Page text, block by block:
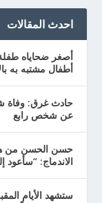
احدث المقالات
أصغر ضحاياه
أطفال مشتبه به
حادث غرق: وفاة
عن شخص رابع
حسن الحسن من
الاندماج: “سأعود
ستشهد الأيام